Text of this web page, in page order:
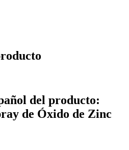
del producto:
de Óxido de Zinc